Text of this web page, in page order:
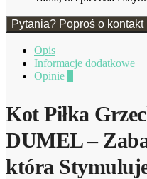
Pytania? Poproś o kontakt
Opis
Informacje dodatkowe
Opinie
Kot Piłka
DUMEL –
która